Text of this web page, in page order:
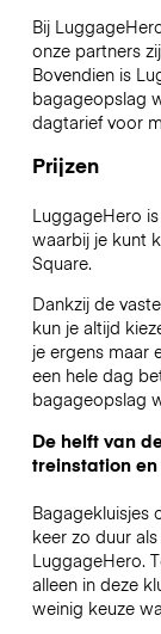
Bij
onze partners
Bovendien is
bagageopslag
dagtarief voor
Prijzen
LuggageHero
waarbij je kunt
Square.
Dankzij de
kun je altijd
je ergens maar
een hele dag
bagageopslag
De helft van
treinstation
Bagagekluisjes
keer zo duur
LuggageHero.
alleen in deze
weinig keuze